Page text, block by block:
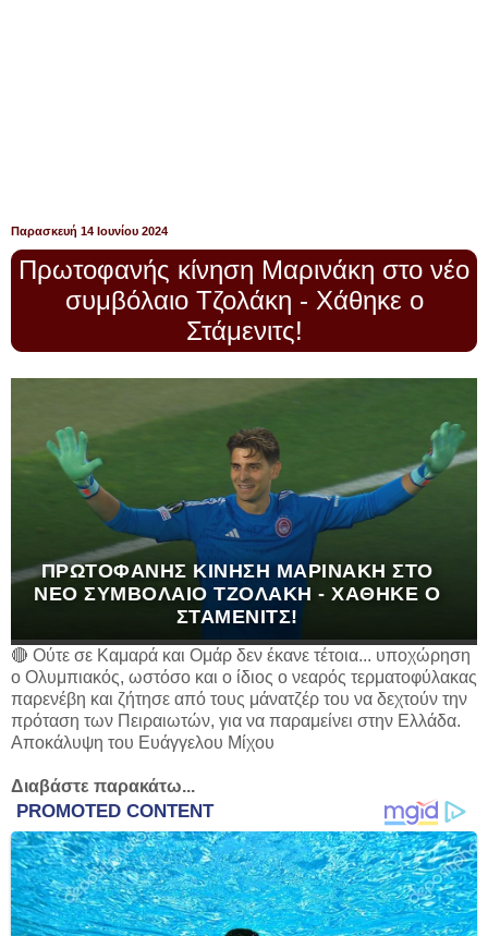
Παρασκευή 14 Ιουνίου 2024
Πρωτοφανής κίνηση Μαρινάκη στο νέο
συμβόλαιο Τζολάκη - Χάθηκε ο
Στάμενιτς!
ΠΡΩΤΟΦΑΝΉΣ ΚΊΝΗΣΗ ΜΑΡΙΝΆΚΗ ΣΤΟ
ΝΈΟ ΣΥΜΒΌΛΑΙΟ ΤΖΟΛΆΚΗ - ΧΆΘΗΚΕ Ο
ΣΤΆΜΕΝΙΤΣ!
🔴 Ούτε σε Καμαρά και Ομάρ δεν έκανε τέτοια... υποχώρηση
ο Ολυμπιακός, ωστόσο και ο ίδιος ο νεαρός τερματοφύλακας
παρενέβη και ζήτησε από τους μάνατζέρ του να δεχτούν την
πρόταση των Πειραιωτών, για να παραμείνει στην Ελλάδα.
Αποκάλυψη του Ευάγγελου Μίχου
Διαβάστε παρακάτω...